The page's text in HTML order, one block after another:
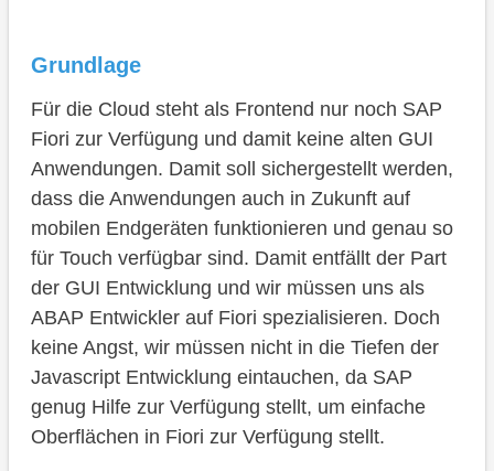
Grundlage
Für die Cloud steht als Frontend nur noch SAP
Fiori zur Verfügung und damit keine alten GUI
Anwendungen. Damit soll sichergestellt werden,
dass die Anwendungen auch in Zukunft auf
mobilen Endgeräten funktionieren und genau so
für Touch verfügbar sind. Damit entfällt der Part
der GUI Entwicklung und wir müssen uns als
ABAP Entwickler auf Fiori spezialisieren. Doch
keine Angst, wir müssen nicht in die Tiefen der
Javascript Entwicklung eintauchen, da SAP
genug Hilfe zur Verfügung stellt, um einfache
Oberflächen in Fiori zur Verfügung stellt.